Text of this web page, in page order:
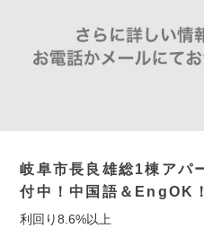
岐阜市長良雄総1棟アパ
付中！中国語＆EngOK
利回り8.6%以上